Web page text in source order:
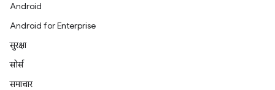
Android
Android for Enterprise
सुरक्षा
सोर्स
समाचार